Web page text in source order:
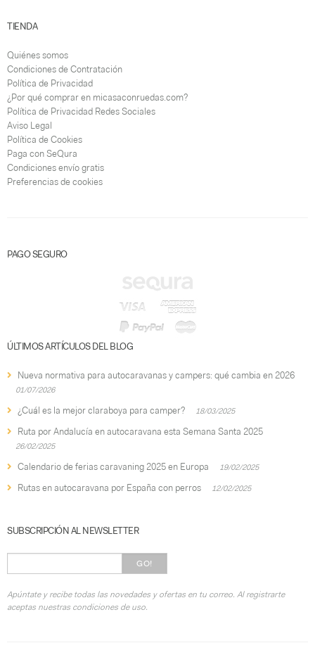
TIENDA
Quiénes somos
Condiciones de Contratación
Política de Privacidad
¿Por qué comprar en micasaconruedas.com?
Política de Privacidad Redes Sociales
Aviso Legal
Política de Cookies
Paga con SeQura
Condiciones envío gratis
Preferencias de cookies
PAGO SEGURO
ÚLTIMOS ARTÍCULOS DEL BLOG
Nueva normativa para autocaravanas y campers: qué cambia en 2026
01/07/2026
¿Cuál es la mejor claraboya para camper? 18/03/2025
Ruta por Andalucía en autocaravana esta Semana Santa 2025
26/02/2025
Calendario de ferias caravaning 2025 en Europa 19/02/2025
Rutas en autocaravana por España con perros 12/02/2025
SUBSCRIPCIÓN AL NEWSLETTER
GO!
Apúntate y recibe todas las novedades y ofertas en tu correo. Al registrarte
aceptas nuestras condiciones de uso.